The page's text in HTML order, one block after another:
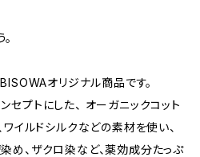
オリジナル商品です。
セプトにした、 オーガニックコット
ワイルドシルクなどの素材を使い、
め、ザクロ染など、薬効成分たっぷ